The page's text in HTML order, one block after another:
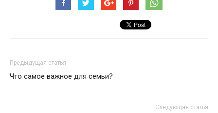
Предыдущая статья
Что самое важное для семьи?
Следующая статья